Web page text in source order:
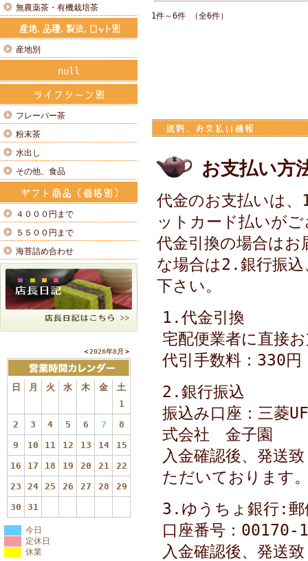
無農薬茶・有機栽培茶
産地別
null
フレーバー茶
粉末茶
水出し
その他、食品
４０００円まで
５５００円まで
海苔詰め合わせ
＜2026年8月 ＞
日 月 火 水 木 金
土
1
2
3 4 5 6 7
8
9
10 11 12 13 14
15
16
17 18 19 20 21
22
23
24 25 26 27 28
29
30
31
今日
定休日
休業
1件～6件 （全6件）
お支払い方
代金のお支払いは
ットカード払いが
代金引換の場合は
な場合は2.銀行振
下さい。
1.代金引換
宅配便業者に直接
代引手数料：330円
2.銀行振込
振込み口座：三菱
式会社 金子園
入金確認後、発送
ただいております
3.ゆうちょ銀行:郵
口座番号：
入金確認後、発送